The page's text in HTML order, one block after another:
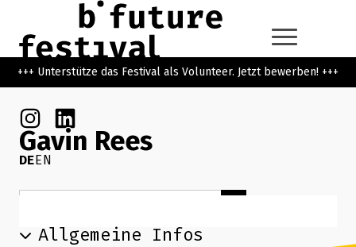
Zum Hauptinhalt der Seite springen
Zur Startseite navigieren
Instagram
Linkedin
DEEN
Suchbegriff
Allgemeine Infos
+++ Unterstütze das Festival als Volunteer. Jetzt bewerben! +++
Gavin Rees